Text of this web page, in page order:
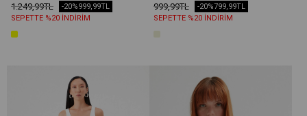
1.249,99TL 999,99TL
-20%
SEPETTE %20 İNDİRİM
999,99TL 799,99TL
-20%
SEPETTE %20 İNDİRİM